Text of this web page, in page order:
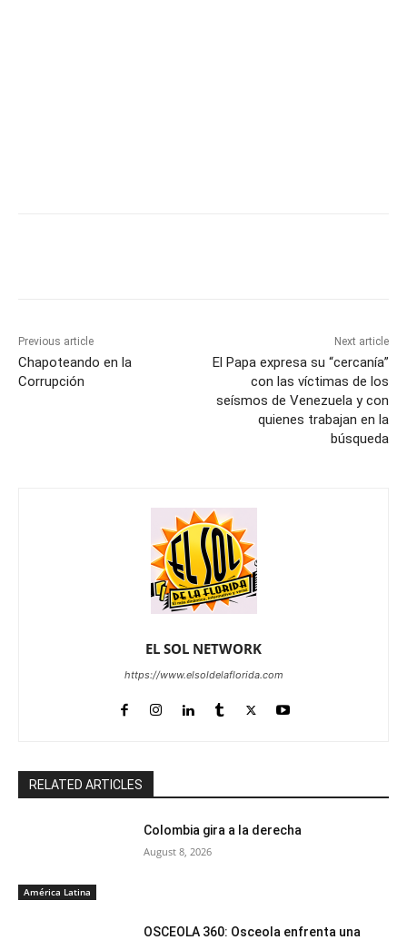
Previous article
Chapoteando en la
Corrupción
Next article
El Papa expresa su “cercanía”
con las víctimas de los
seísmos de Venezuela y con
quienes trabajan en la
búsqueda
EL SOL NETWORK
https://www.elsoldelaflorida.com
RELATED ARTICLES
América Latina
Colombia gira a la derecha
August 8, 2026
OSCEOLA 360: Osceola enfrenta una